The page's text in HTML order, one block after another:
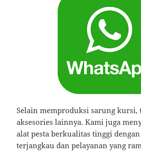
Selain memproduksi sarung kursi,
aksesories lainnya. Kami juga
alat pesta berkualitas tinggi
terjangkau dan pelayanan yang